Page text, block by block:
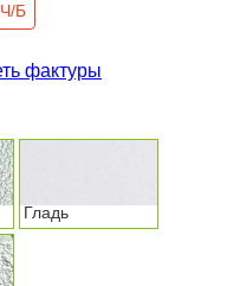
Б
фактуры
Гладь